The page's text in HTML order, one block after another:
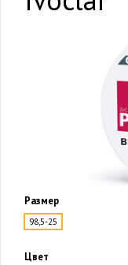
Размер
98,5-25
Цвет